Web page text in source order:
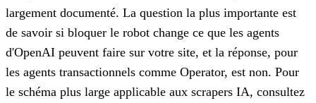
largement documenté. La question la plus importante est
de savoir si bloquer le robot change ce que les agents
d'OpenAI peuvent faire sur votre site, et la réponse, pour
les agents transactionnels comme Operator, est non. Pour
le schéma plus large applicable aux scrapers IA, consultez